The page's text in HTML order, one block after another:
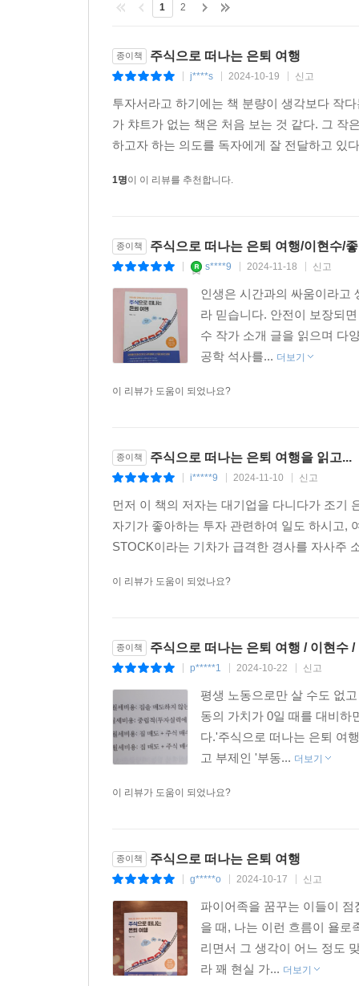
1 2
종이책 주식으로 떠나는 은퇴 여행
j****s 2024-10-19 신고
투자서라고 하기에는 책 분량이 생각보다 작
가 챠트가 없는 책은 처음 보는 것 같다. 그 작
하고자 하는 의도를 독자에게 잘 전달하고 있
1명이 이 리뷰를 추천합니다.
종이책 주식으로 떠나는 은퇴 여행/이현수/
s****9 2024-11-18 신고
인생은 시간과의 싸움이라고
라 믿습니다. 안전이 보장되
수 작가 소개 글을 읽으며 다
공학 석사를... 더보기
이 리뷰가 도움이 되었나요?
종이책 주식으로 떠나는 은퇴 여행을 읽고...
i*****9 2024-11-10 신고
먼저 이 책의 저자는 대기업을 다니다가 조기
자기가 좋아하는 투자 관련하여 일도 하시고,
STOCK이라는 기차가 급격한 경사를 자사주
이 리뷰가 도움이 되었나요?
종이책 주식으로 떠나는 은퇴 여행 / 이현수 /
p*****1 2024-10-22 신고
평생 노동으로만 살 수도 없
동의 가치가 0일 때를 대비하
다.'주식으로 떠나는 은퇴 여
고 부제인 '부동... 더보기
이 리뷰가 도움이 되었나요?
종이책 주식으로 떠나는 은퇴 여행
g*****o 2024-10-17 신고
파이어족을 꿈꾸는 이들이
을 때, 나는 이런 흐름이 욜로
리면서 그 생각이 어느 정도
라 꽤 현실 가... 더보기